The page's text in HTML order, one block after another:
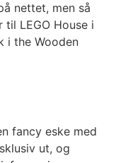
nettet, men så
LEGO House i
i the Wooden
fancy eske med
ut, og